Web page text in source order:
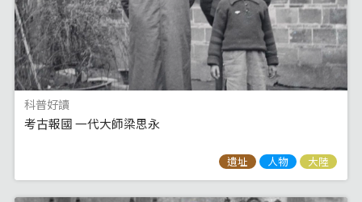
科普好讀
考古報國 一代大師梁思永
遺址 人物 大陸